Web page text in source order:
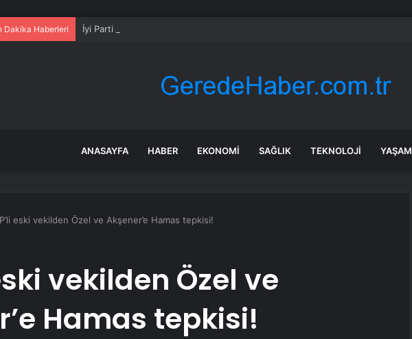
Dakika Haberleri İyi Parti Genel Başkanı Dervişoğlu, Tüsiad Yöneticileri ile Bir Araya Geldi
ANASAYFA HABER EKONOMI SAĞLIK TEKNOLOJI YAŞAM
eski vekilden Özel ve Akşener’e Hamas tepkisi!
vekilden Özel ve
Hamas tepkisi!